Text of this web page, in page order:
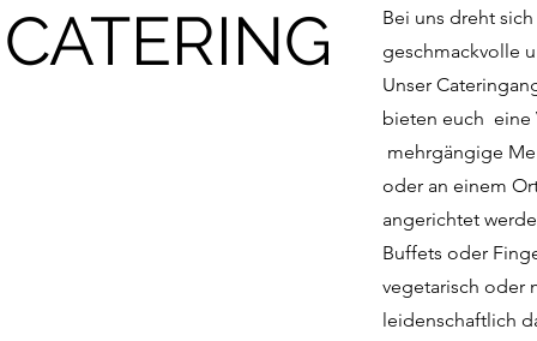
CATERING
Bei uns dreht
geschmackvolle
Unser
bieten euch eine
mehrgängige
oder an einem
angerichtet
Buffets oder
vegetarisch oder
leidenschaftlich